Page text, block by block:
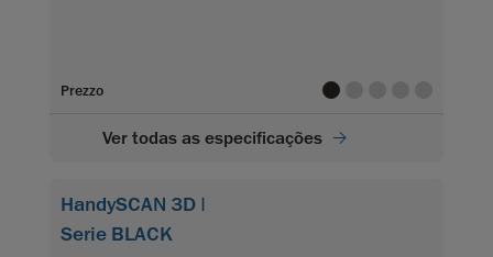
Prezzo value
Ver todas as especificações
HandySCAN 3D |
Serie BLACK